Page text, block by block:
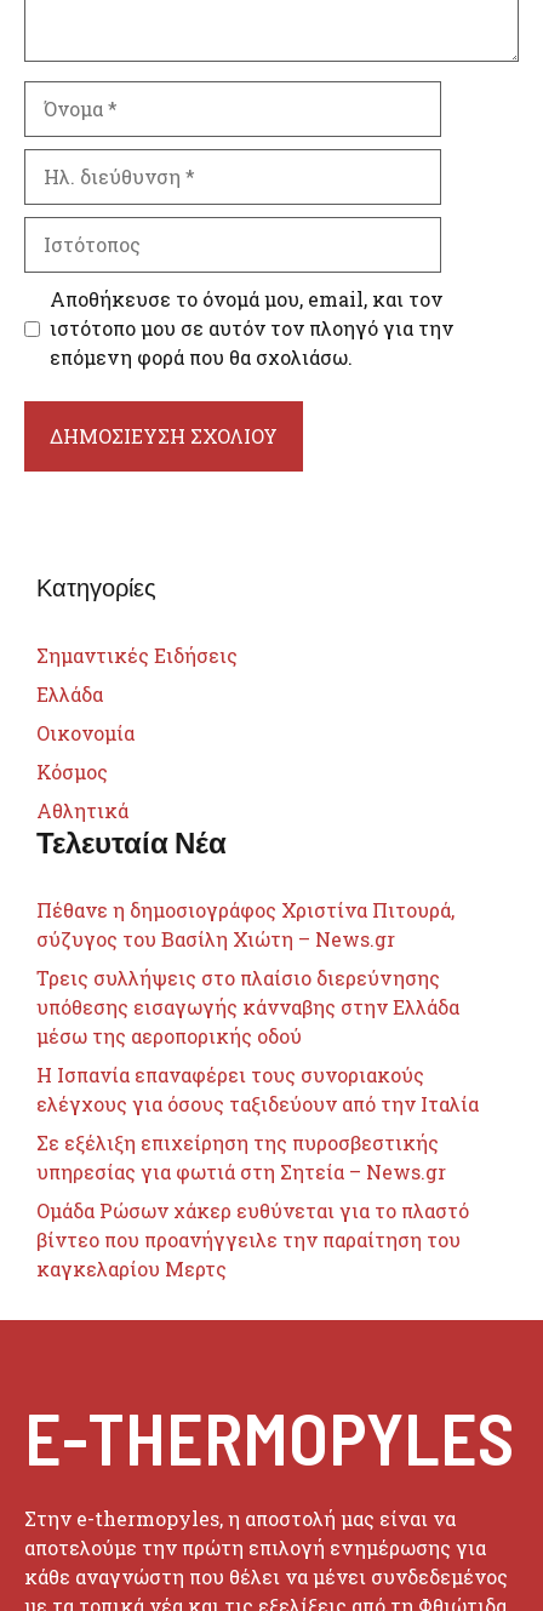
διεύθυνση
Αποθήκευσε το όνομά μου, email, και τον
ιστότοπο μου σε αυτόν τον πλοηγό για την
επόμενη φορά που θα σχολιάσω.
Κατηγορίες
Σημαντικές Ειδήσεις
Ελλάδα
Οικονομία
Κόσμος
Αθλητικά
Τελευταία Νέα
Πέθανε η δημοσιογράφος Χριστίνα Πιτουρά,
σύζυγος του Βασίλη Χιώτη – News.gr
Τρεις συλλήψεις στο πλαίσιο διερεύνησης
υπόθεσης εισαγωγής κάνναβης στην Ελλάδα
μέσω της αεροπορικής οδού
H Ισπανία επαναφέρει τους συνοριακούς
ελέγχους για όσους ταξιδεύουν από την Ιταλία
Σε εξέλιξη επιχείρηση της πυροσβεστικής
υπηρεσίας για φωτιά στη Σητεία – News.gr
Ομάδα Ρώσων χάκερ ευθύνεται για το πλαστό
βίντεο που προανήγγειλε την παραίτηση του
καγκελαρίου Μερτς
E-THERMOPYLES
Στην e-thermopyles, η αποστολή μας είναι να
αποτελούμε την πρώτη επιλογή ενημέρωσης για
κάθε αναγνώστη που θέλει να μένει συνδεδεμένος
με τα τοπικά νέα και τις εξελίξεις από τη Φθιώτιδα,